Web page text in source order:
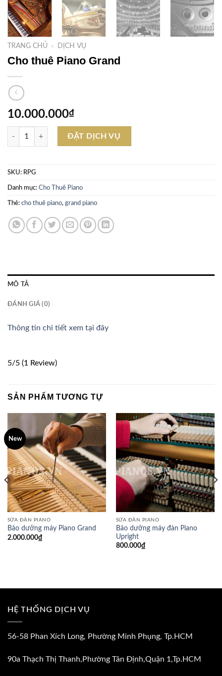
TRANG CHỦ » DỊCH VỤ
Cho thuê Piano Grand
10.000.000₫
Cho thuê Piano Grand số lượng
ĐẶT DỊCH VỤ
SKU: RPG
Danh mục: Cho Thuê Piano
Thẻ: cho thuê piano, grand piano
MÔ TẢ
ĐÁNH GIÁ (0)
Thông tin chi tiết xem tại đây
5/5 (1 Review)
SẢN PHẨM TƯƠNG TỰ
New
SỬA ĐÀN PIANO
Bảo dưỡng máy Piano Grand
2.000.000₫
SỬA ĐÀN PIANO
Bảo dưỡng máy đàn Piano
Upright
800.000₫
HỆ THỐNG DỊCH VỤ
56-58 Phan Xích Long, Phường Minh Phụng, Tp.HCM
90a Thạch Thị Thanh,Phường Tân Định,Quận 1,Tp.HCM